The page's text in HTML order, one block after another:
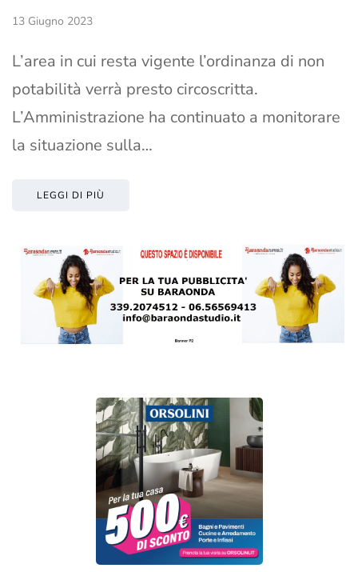
13 Giugno 2023
L’area in cui resta vigente l’ordinanza di non
potabilità verrà presto circoscritta.
L’Amministrazione ha continuato a monitorare
la situazione sulla…
LEGGI DI PIÙ